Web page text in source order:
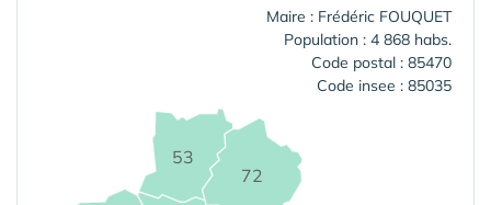
Maire : Frédéric FOUQUET
Population : 4 868 habs.
Code postal : 85470
Code insee : 85035
53
72